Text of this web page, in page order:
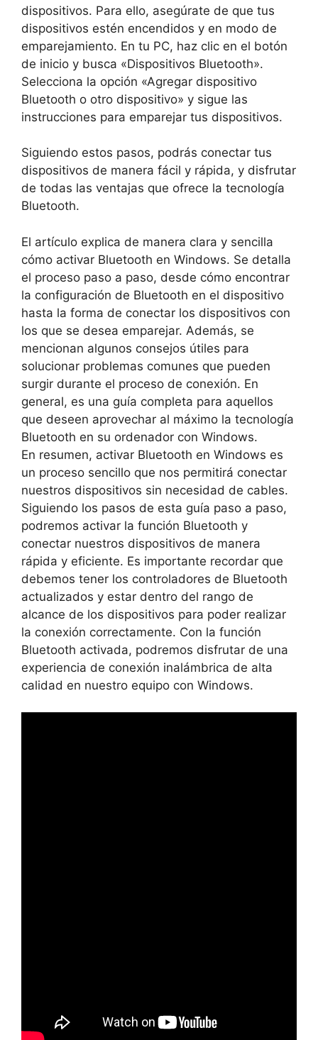
dispositivos. Para ello, asegúrate de que tus
dispositivos estén encendidos y en modo de
emparejamiento. En tu PC, haz clic en el botón
de inicio y busca «Dispositivos Bluetooth».
Selecciona la opción «Agregar dispositivo
Bluetooth o otro dispositivo» y sigue las
instrucciones para emparejar tus dispositivos.
Siguiendo estos pasos, podrás conectar tus
dispositivos de manera fácil y rápida, y disfrutar
de todas las ventajas que ofrece la tecnología
Bluetooth.
El artículo explica de manera clara y sencilla
cómo activar Bluetooth en Windows. Se detalla
el proceso paso a paso, desde cómo encontrar
la configuración de Bluetooth en el dispositivo
hasta la forma de conectar los dispositivos con
los que se desea emparejar. Además, se
mencionan algunos consejos útiles para
solucionar problemas comunes que pueden
surgir durante el proceso de conexión. En
general, es una guía completa para aquellos
que deseen aprovechar al máximo la tecnología
Bluetooth en su ordenador con Windows.
En resumen, activar Bluetooth en Windows es
un proceso sencillo que nos permitirá conectar
nuestros dispositivos sin necesidad de cables.
Siguiendo los pasos de esta guía paso a paso,
podremos activar la función Bluetooth y
conectar nuestros dispositivos de manera
rápida y eficiente. Es importante recordar que
debemos tener los controladores de Bluetooth
actualizados y estar dentro del rango de
alcance de los dispositivos para poder realizar
la conexión correctamente. Con la función
Bluetooth activada, podremos disfrutar de una
experiencia de conexión inalámbrica de alta
calidad en nuestro equipo con Windows.